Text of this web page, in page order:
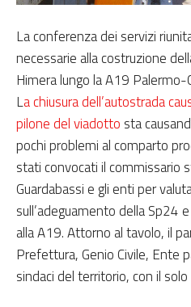
La conferenza dei servizi
necessarie alla costruzione
Himera lungo la A19 Palermo-
La chiusura dell’autostrada
pilone del viadotto sta
pochi problemi al comparto
stati convocati il commissario
Guardabassi e gli enti per
sull’adeguamento della Sp24
alla A19. Attorno al tavolo, il
Prefettura, Genio Civile, Ente
sindaci del territorio, con il